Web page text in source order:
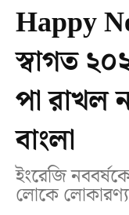
Happy
স্বাগত
পা রাখল
বাংলা
ইংরেজি
লোকে